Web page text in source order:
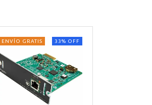
33% OFF
ENVÍO GRATIS